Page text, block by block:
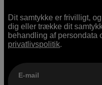
Dit samtykke er frivilligt,
dig eller trække dit
behandling af persondata
privatlivspolitik.
E-mail